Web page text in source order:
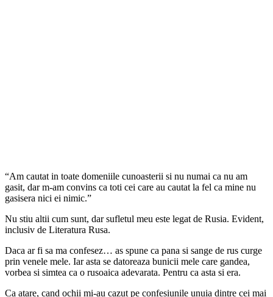
“Am cautat in toate domeniile cunoasterii si nu numai ca nu am
gasit, dar m-am convins ca toti cei care au cautat la fel ca mine nu
gasisera nici ei nimic.”
Nu stiu altii cum sunt, dar sufletul meu este legat de Rusia. Evident,
inclusiv de Literatura Rusa.
Daca ar fi sa ma confesez… as spune ca pana si sange de rus curge
prin venele mele. Iar asta se datoreaza bunicii mele care gandea,
vorbea si simtea ca o rusoaica adevarata. Pentru ca asta si era.
Ca atare, cand ochii mi-au cazut pe confesiunile unuia dintre cei mai